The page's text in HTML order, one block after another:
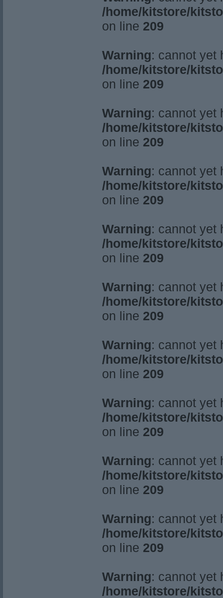
/home/kitstore/
on line 209
Warning: cannot yet
/home/kitstore/
on line 209
Warning: cannot yet
/home/kitstore/
on line 209
Warning: cannot yet
/home/kitstore/
on line 209
Warning: cannot yet
/home/kitstore/
on line 209
Warning: cannot yet
/home/kitstore/
on line 209
Warning: cannot yet
/home/kitstore/
on line 209
Warning: cannot yet
/home/kitstore/
on line 209
Warning: cannot yet
/home/kitstore/
on line 209
Warning: cannot yet
/home/kitstore/
on line 209
Warning: cannot yet
/home/kitstore/